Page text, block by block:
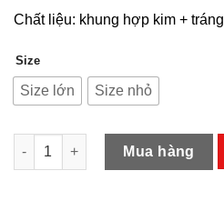
Chất liệu: khung hợp kim +
Size
Size lớn Size nhỏ
Tranh treo tường con ngựa số
Mua hàng